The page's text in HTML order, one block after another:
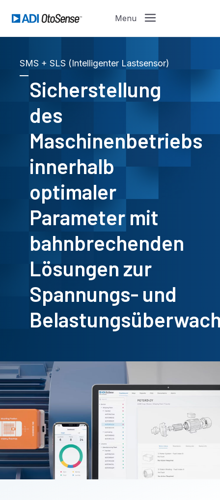
SMS + SLS (Intelligenter Lastsensor)
Sicherstellung
des
Maschinenbetriebs
innerhalb
optimaler
Parameter mit
bahnbrechenden
Lösungen zur
Spannungs- und